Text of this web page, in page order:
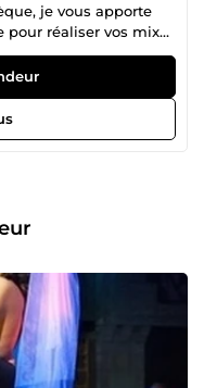
je vous apporte
réaliser vos mixes
en salle,
etc... Je peux
de musiques
un véritable DJ